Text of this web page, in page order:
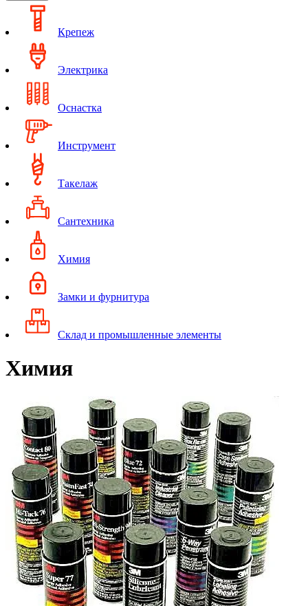
Крепеж
Электрика
Оснастка
Инструмент
Такелаж
Сантехника
Химия
Замки и фурнитура
Склад и промышленные элементы
Химия